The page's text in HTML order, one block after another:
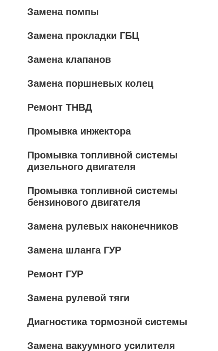
Замена помпы
Замена прокладки ГБЦ
Замена клапанов
Замена поршневых колец
Ремонт ТНВД
Промывка инжектора
Промывка топливной системы
дизельного двигателя
Промывка топливной системы
бензинового двигателя
Замена рулевых наконечников
Замена шланга ГУР
Ремонт ГУР
Замена рулевой тяги
Диагностика тормозной системы
Замена вакуумного усилителя